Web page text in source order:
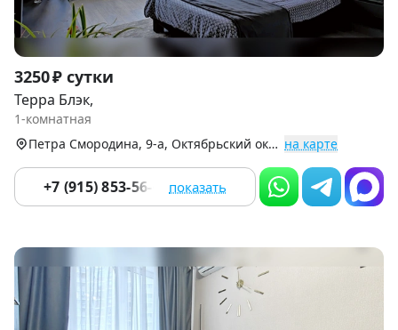
Item
1
of
9
3250 ₽ сутки
Терра Блэк,
1-комнатная
Петра Смородина, 9-а, Октябрьский округ на карте
+7 (915) 853-56-65 показать